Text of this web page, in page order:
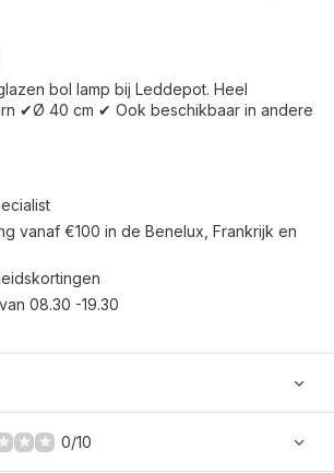
bol lamp bij Leddepot. Heel
✔Ø 40 cm ✔ Ook beschikbaar in andere
vanaf €100 in de Benelux, Frankrijk en
08.30 -19.30
0/10